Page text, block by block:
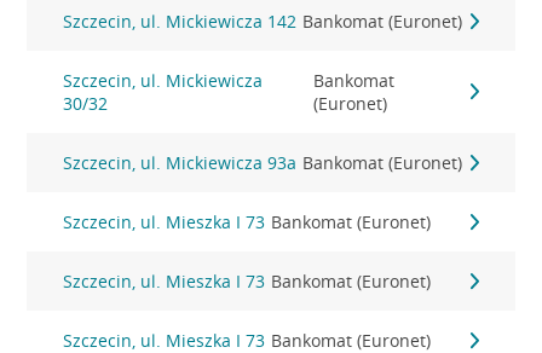
Szczecin, ul. Mickiewicza 142 Bankomat (Euronet)
Szczecin, ul. Mickiewicza
30/32
Bankomat
(Euronet)
Szczecin, ul. Mickiewicza 93a Bankomat (Euronet)
Szczecin, ul. Mieszka I 73 Bankomat (Euronet)
Szczecin, ul. Mieszka I 73 Bankomat (Euronet)
Szczecin, ul. Mieszka I 73 Bankomat (Euronet)